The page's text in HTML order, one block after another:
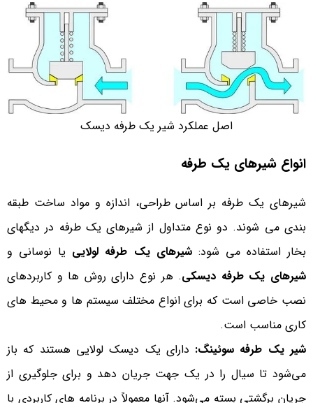
اصل عملکرد شیر یک طرفه دیسک
انواع شیرهای یک طرفه
شیرهای یک طرفه بر اساس طراحی، اندازه و مواد ساخت طبقه
بندی می شوند. دو نوع متداول از شیرهای یک طرفه در دیگهای
بخار استفاده می شود:شیرهای یک طرفه لولایی یا نوسانی و
شیرهای یک طرفه دیسکی. هر نوع دارای روش ها و کاربردهای
نصب خاصی است که برای انواع مختلف سیستم ها و محیط های
کاری مناسب است.
شیر یک طرفه سوئینگ: دارای یک دیسک لولایی هستند که باز
می‌شود تا سیال را در یک جهت جریان دهد و برای جلوگیری از
جریان برگشتی بسته می‌شود. آنها معمولاً در برنامه های کاربردی با